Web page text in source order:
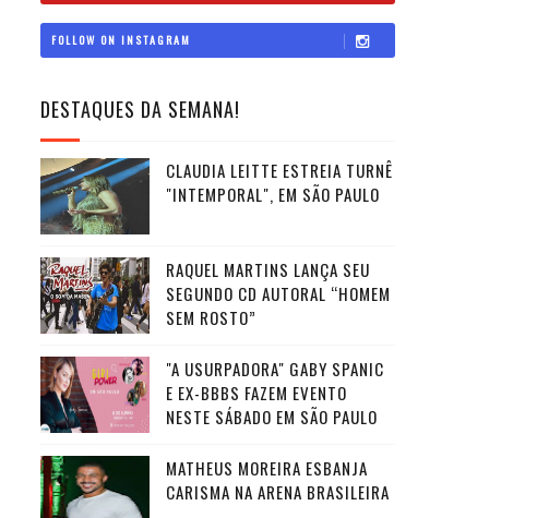
FOLLOW ON INSTAGRAM
DESTAQUES DA SEMANA!
CLAUDIA LEITTE ESTREIA TURNÊ
"INTEMPORAL", EM SÃO PAULO
RAQUEL MARTINS LANÇA SEU
SEGUNDO CD AUTORAL “HOMEM
SEM ROSTO”
"A USURPADORA" GABY SPANIC
E EX-BBBS FAZEM EVENTO
NESTE SÁBADO EM SÃO PAULO
MATHEUS MOREIRA ESBANJA
CARISMA NA ARENA BRASILEIRA